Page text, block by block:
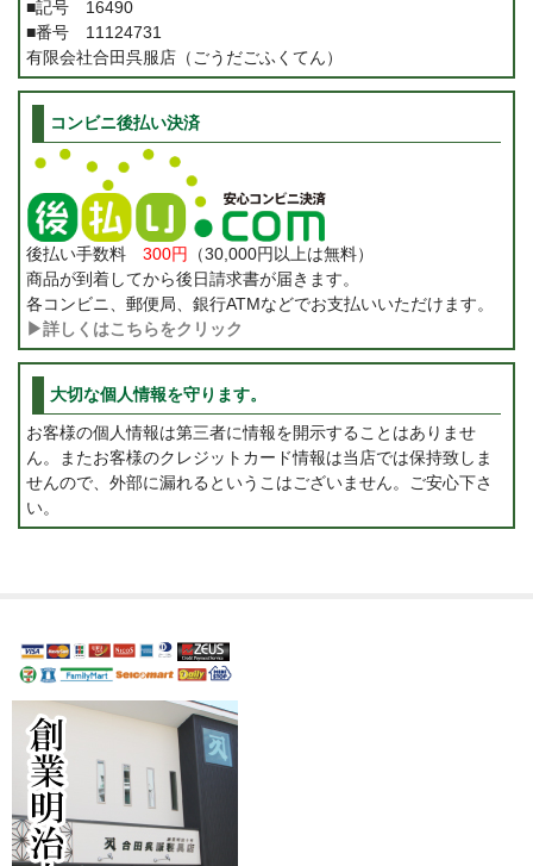
■記号 16490
■番号 11124731
有限会社合田呉服店（ごうだごふくてん）
コンビニ後払い決済
後払い手数料 300円
（30,000円以上は無料）
商品が到着してから後日請求書が届きます。
各コンビニ、郵便局、銀行ATMなどでお支払いいただけます。
▶詳しくはこちらをクリック
大切な個人情報を守ります。
お客様の個人情報は第三者に情報を開示することはありませ
ん。またお客様のクレジットカード情報は当店では保持致しま
せんので、外部に漏れるというこはございません。ご安心下さ
い。